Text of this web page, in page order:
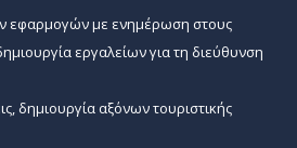
εφαρμογών με ενημέρωση στους
εργαλείων για τη διεύθυνση
δημιουργία αξόνων τουριστικής